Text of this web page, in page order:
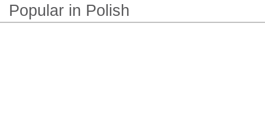
Popular in Polish